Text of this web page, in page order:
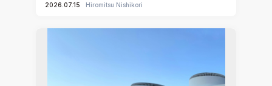
2026.07.15 Hiromitsu Nishikori